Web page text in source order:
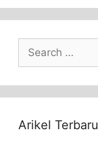
Search
for:
Arikel Terbaru